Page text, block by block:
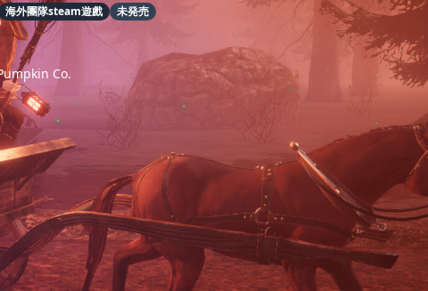
海外團隊steam遊戲 未発売
Co.
最後更新：2025-10-01 相似遊戲
No Man's
Sky
レールボ